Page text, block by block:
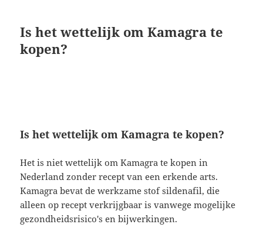
Is het wettelijk om Kamagra te
kopen?
Is het wettelijk om Kamagra te kopen?
Het is niet wettelijk om Kamagra te kopen in
Nederland zonder recept van een erkende arts.
Kamagra bevat de werkzame stof sildenafil, die
alleen op recept verkrijgbaar is vanwege mogelijke
gezondheidsrisico's en bijwerkingen.